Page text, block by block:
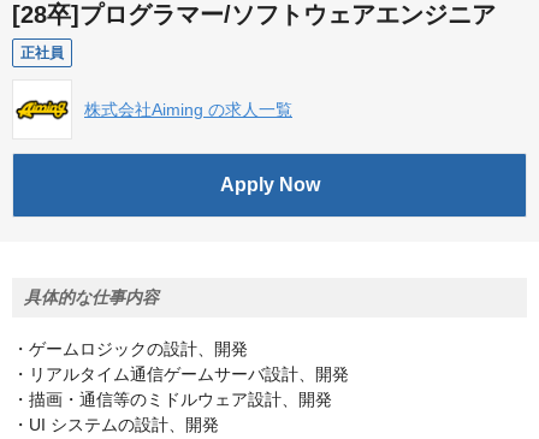
[28卒]プログラマー/ソフトウェアエンジニア
正社員
株式会社Aiming の求人一覧
Apply Now
具体的な仕事内容
・ゲームロジックの設計、開発
・リアルタイム通信ゲームサーバ設計、開発
・描画・通信等のミドルウェア設計、開発
・UI システムの設計、開発